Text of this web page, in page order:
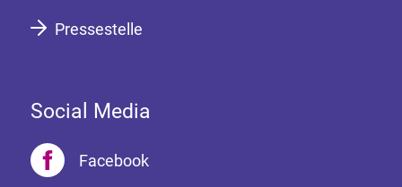
Pressestelle
Social Media
Facebook